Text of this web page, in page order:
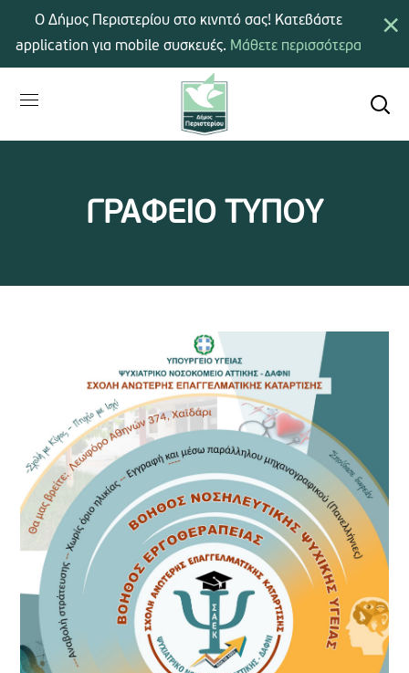
ΓΡΑΦΕΙΟ ΤΥΠΟΥ
×
Ο Δήμος Περιστερίου στο κινητό σας! Κατεβάστε
application για mobile συσκευές. Μάθετε περισσότερα